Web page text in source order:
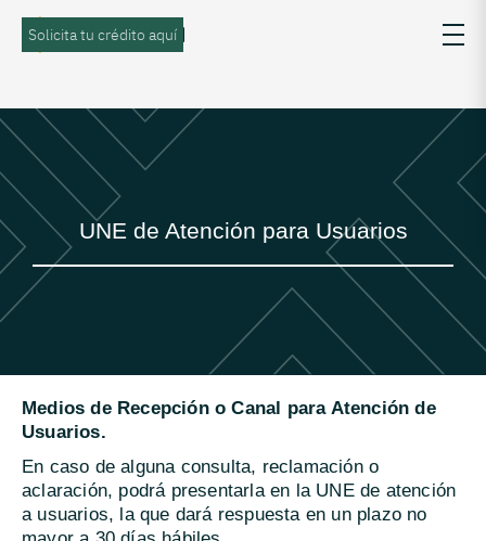
Solicita tu crédito aquí
UNE de Atención para Usuarios
Medios de Recepción o Canal para Atención de
Usuarios.
En caso de alguna consulta, reclamación o
aclaración, podrá presentarla en la UNE de atención
a usuarios, la que dará respuesta en un plazo no